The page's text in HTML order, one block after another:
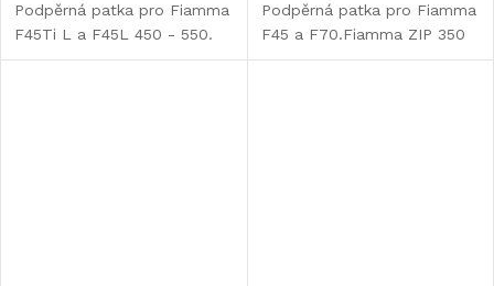
Podpěrná patka pro Fiamma
F45Ti L a F45L 450 - 550.
Podpěrná patka pro Fiamma
F45 a F70.Fiamma ZIP 350